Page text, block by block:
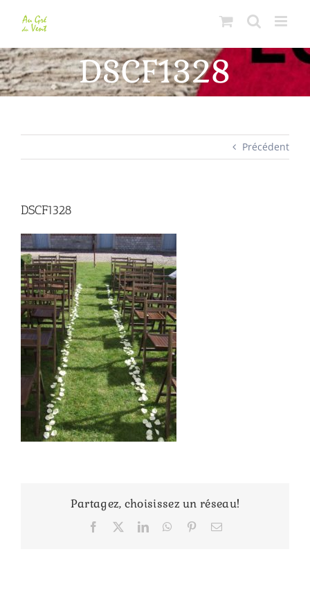
contenu
DSCF1328
Précédent
DSCF1328
Partagez, choisissez un réseau!
Facebook LinkedInWhatsApp
PinterestEmail